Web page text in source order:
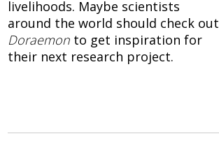
livelihoods. Maybe scientists
around the world should check out
Doraemon to get inspiration for
their next research project.